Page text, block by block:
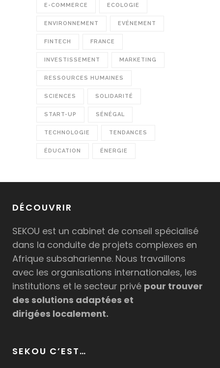
E-COMMERCE ECOLOGIE
ENVIRONNEMENT EVÉNEMENT
FINTECH FRANCE
INVESTISSEMENT MARKETING
RESSOURCES HUMAINES
SCIENCES SOLIDARITÉ
START-UP SÉNÉGAL
TECHNOLOGIE TENDANCES
ÉDUCATION ÉNERGIE
DÉCOUVRIR
SEKOU est un cabinet de conseil spécialisé
dans la conduite de projets complexes en
Afrique subsaharienne. Nous travaillons
avec les organisations internationales, les
institutions et le secteur privé pour trouver
des solutions adaptées et
dirigées localement.
SEKOU C’EST…